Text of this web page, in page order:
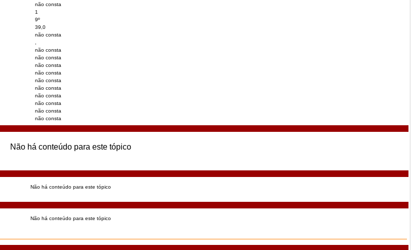
não consta
1
9º
39,0
não consta
não consta
não consta
não consta
não consta
não consta
não consta
não consta
não consta
não consta
não consta
Não há conteúdo para este tópico
Não há conteúdo para este tópico
Não há conteúdo para este tópico